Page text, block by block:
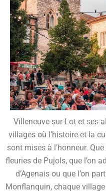
Villeneuve-sur-Lot et ses
villages où l’histoire et la
sont mises à l’honneur.
fleuries de Pujols, que l’on
d’Agenais ou que l’on
Monflanquin, chaque